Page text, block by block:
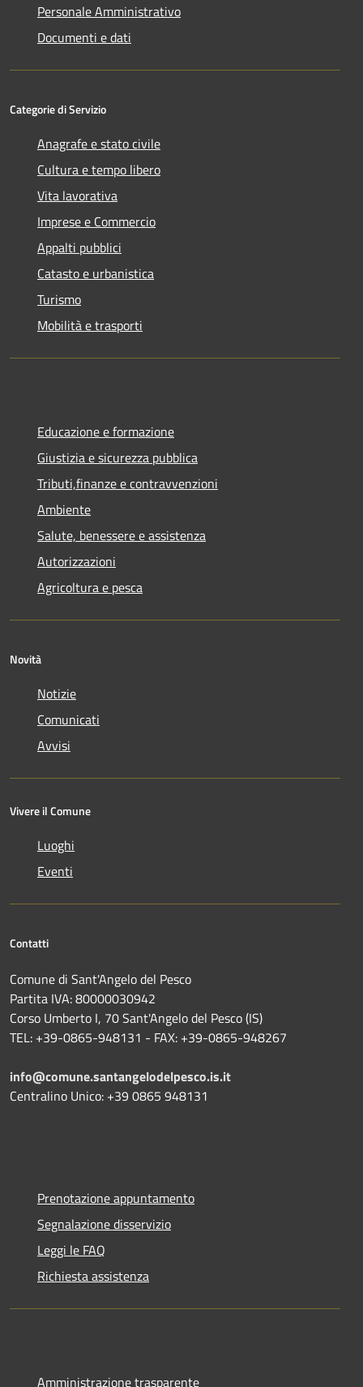
Personale Amministrativo
Documenti e dati
Categorie di Servizio
Anagrafe e stato civile
Cultura e tempo libero
Vita lavorativa
Imprese e Commercio
Appalti pubblici
Catasto e urbanistica
Turismo
Mobilità e trasporti
Educazione e formazione
Giustizia e sicurezza pubblica
Tributi,finanze e contravvenzioni
Ambiente
Salute, benessere e assistenza
Autorizzazioni
Agricoltura e pesca
Novità
Notizie
Comunicati
Avvisi
Vivere il Comune
Luoghi
Eventi
Contatti
Comune di Sant'Angelo del Pesco
Partita IVA: 80000030942
Corso Umberto I, 70 Sant'Angelo del Pesco (IS)
TEL: +39-0865-948131 - FAX: +39-0865-948267
info@comune.santangelodelpesco.is.it
Centralino Unico: +39 0865 948131
Prenotazione appuntamento
Segnalazione disservizio
Leggi le FAQ
Richiesta assistenza
Amministrazione trasparente